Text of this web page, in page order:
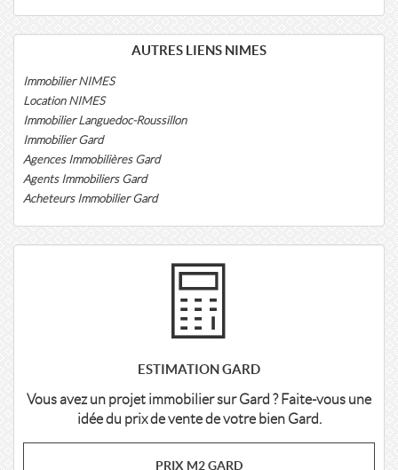
AUTRES LIENS NIMES
Immobilier NIMES
Location NIMES
Immobilier Languedoc-Roussillon
Immobilier Gard
Agences Immobilières Gard
Agents Immobiliers Gard
Acheteurs Immobilier Gard
ESTIMATION GARD
Vous avez un projet immobilier sur Gard ? Faite-vous une
idée du prix de vente de votre bien Gard.
PRIX M2 GARD